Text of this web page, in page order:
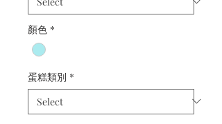
顏色 *
蛋糕類別 *